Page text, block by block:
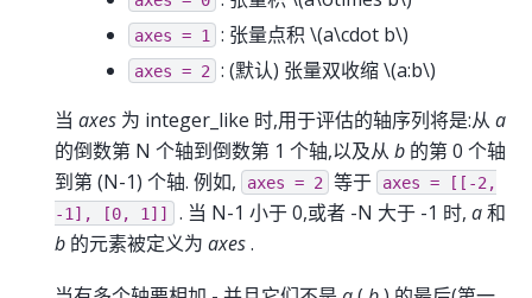
axes = 1 : 张量点积 \(a\cdot b\)
axes = 2 : (默认) 张量双收缩\(a:b\)
当 axes 为 integer_like 时,用于评估的轴序列将是:从 a
的倒数第 N 个轴到倒数第 1 个轴,以及从 b 的第 0 个轴
到第 (N-1) 个轴. 例如,
axes = 2 等于 axes =
[[-2,
-1],
[0, 1]] . 当 N-1 小于 0,或者 -N 大于 -1 时, a和
b 的元素被定义为 axes.